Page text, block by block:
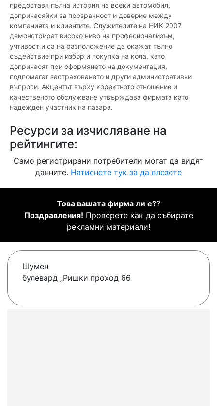
предоставя пълна история на всеки автомобил,
допринасяйки за прозрачност и доверие между
компанията и клиентите. Служителите на НИК 2007
демонстрират високо ниво на професионализъм,
учтивост и са на разположение да окажат пълно
съдействие при избор и покупка на кола, като
допринасят при оформянето на документация,
подпомагат застраховането и други административни
въпроси. Акцентът върху коректното отношение и
качественото обслужване утвърждава фирмата като
надежден участник на пазара.
Ресурси за изчисляване на
рейтингите:
Само регистрирани потребители могат да видят
данните. Натиснете тук за да влезете
Това вашата фирма ли е??
Поздравления! Проверете как да събирате
рекламни материали!
Шумен
булевард „Ришки проход 66